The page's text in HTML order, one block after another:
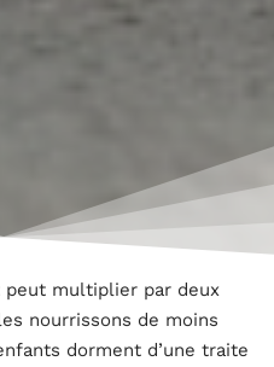
multiplier par deux
nourrissons de moins
dorment d’une traite